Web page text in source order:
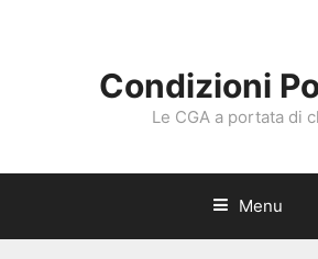
Condizioni
Le CGA a portata di
Menu